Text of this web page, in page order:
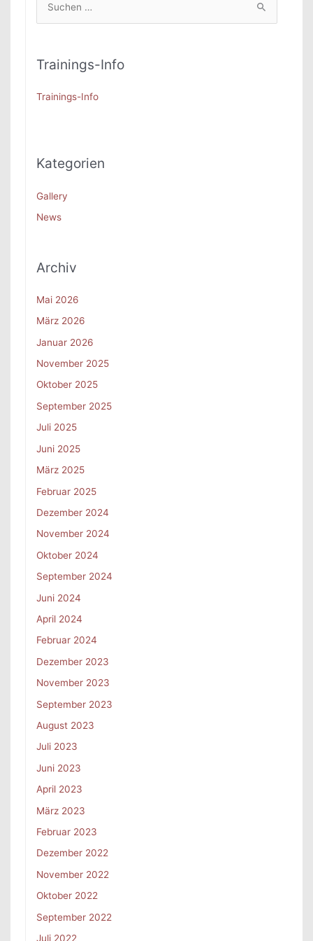
n
h
Trainings-Info
Trainings-Info
Kategorien
Gallery
News
Archiv
Mai 2026
März 2026
Januar 2026
November 2025
Oktober 2025
September 2025
Juli 2025
Juni 2025
März 2025
Februar 2025
Dezember 2024
November 2024
Oktober 2024
September 2024
Juni 2024
April 2024
Februar 2024
Dezember 2023
November 2023
September 2023
August 2023
Juli 2023
Juni 2023
April 2023
März 2023
Februar 2023
Dezember 2022
November 2022
Oktober 2022
September 2022
Juli 2022